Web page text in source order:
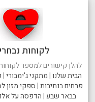
לקוחות
להלן קישורים למספר
הבית שלנו|מתקני ג'ימבורי|
פרחים בנתיבות|ספקי מזון
בבאר שבע|הדפסה על